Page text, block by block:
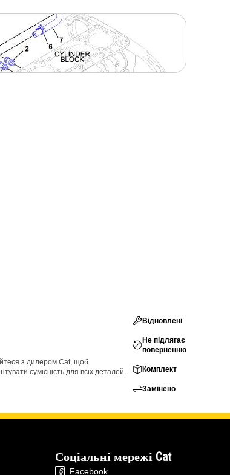
з дилером Cat, щоб
сумісність для всіх деталей.
Відновлені
Не підлягає
поверненню
Комплект
Замінено
Соціальні мережі Cat
Facebook